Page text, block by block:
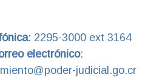
: 2295-3000 ext 3164
electrónico:
judicial.go.cr